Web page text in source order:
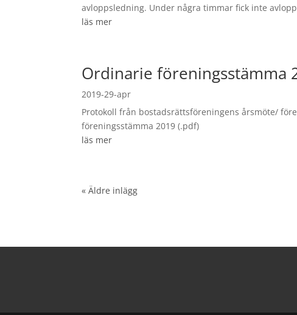
avloppsledning. Under några timmar fick inte
läs mer
Ordinarie föreningsstämma
2019-29-apr
Protokoll från bostadsrättsföreningens årsmöte/
föreningsstämma 2019 (.pdf)
läs mer
« Äldre inlägg